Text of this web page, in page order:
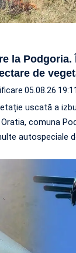
la Podgoria.
de
05.08.26 19:11
uscată a
comuna
autospeciale